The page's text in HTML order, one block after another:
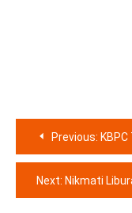
Navigasi
pos
Previous: KBPC
Next: Nikmati Liburan Sekolah